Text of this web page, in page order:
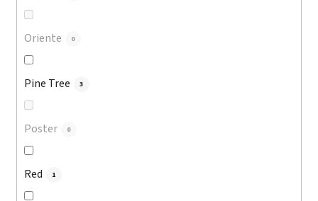
Oriente 0
Pine Tree 3
Poster 0
Red 1